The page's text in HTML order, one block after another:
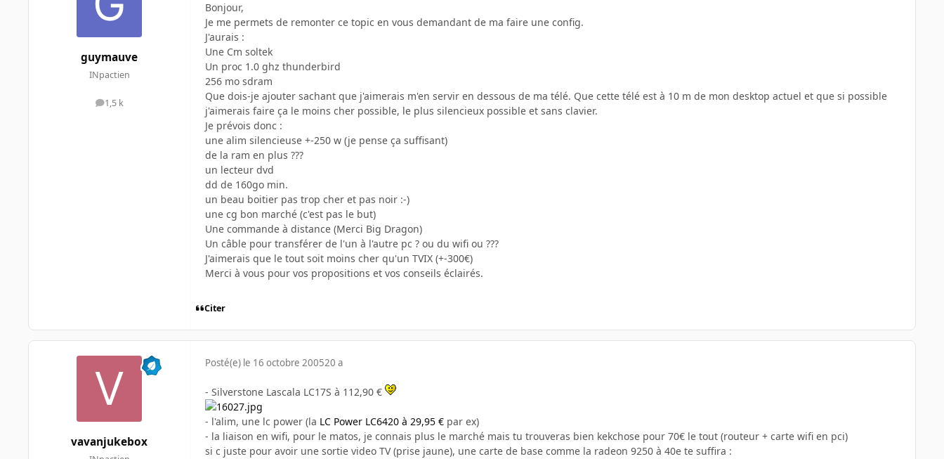
guymauve
INpactien
1,5 k
messages
Bonjour,
Je me permets de remonter ce topic en vous demandant de ma faire une config.
J'aurais :
Une Cm soltek
Un proc 1.0 ghz thunderbird
256 mo sdram
Que dois-je ajouter sachant que j'aimerais m'en servir en dessous de ma télé. Que cette télé est à 10 m de mon desktop actuel et que si possible
j'aimerais faire ça le moins cher possible, le plus silencieux possible et sans clavier.
Je prévois donc :
une alim silencieuse +-250 w (je pense ça suffisant)
de la ram en plus ???
un lecteur dvd
dd de 160go min.
un beau boitier pas trop cher et pas noir :-)
une cg bon marché (c'est pas le but)
Une commande à distance (Merci Big Dragon)
Un câble pour transférer de l'un à l'autre pc ? ou du wifi ou ???
J'aimerais que le tout soit moins cher qu'un TVIX (+-300€)
Merci à vous pour vos propositions et vos conseils éclairés.
Citer
vavanjukebox
Posté(e) le 16 octobre 200520 a
- Silverstone Lascala LC17S à 112,90 €
- l'alim, une lc power (la LC Power LC6420 à 29,95 € par ex)
- la liaison en wifi, pour le matos, je connais plus le marché mais tu trouveras bien kekchose pour 70€ le tout (routeur + carte wifi en pci)
si c juste pour avoir une sortie video TV (prise jaune), une carte de base comme la radeon 9250 à 40e te suffira :